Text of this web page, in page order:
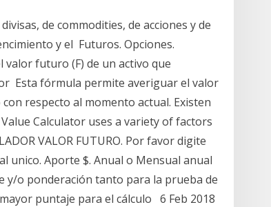
de commodities, de acciones y de
y el Futuros. Opciones.
valor futuro (F) de un activo que
Esta fórmula permite averiguar el valor
respecto al momento actual. Existen
Calculator uses a variety of factors
VALOR FUTURO. Por favor digite
unico. Aporte $. Anual o Mensual anual
y/o ponderación tanto para la prueba de
puntaje para el cálculo 6 Feb 2018